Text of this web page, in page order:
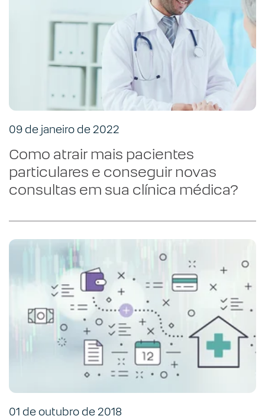
09 de janeiro de 2022
Como atrair mais pacientes
particulares e conseguir novas
consultas em sua clínica médica?
01 de outubro de 2018